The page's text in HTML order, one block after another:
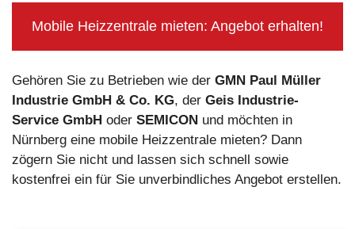
Mobile Heizzentrale mieten: Angebot erhalten!
Gehören Sie zu Betrieben wie der GMN Paul Müller
Industrie GmbH & Co. KG, der Geis Industrie-
Service GmbH oder SEMICON und möchten in
Nürnberg eine mobile Heizzentrale mieten? Dann
zögern Sie nicht und lassen sich schnell sowie
kostenfrei ein für Sie unverbindliches Angebot erstellen.